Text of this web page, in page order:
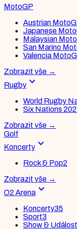
MotoGP
Austrian
Japanese
Malaysian
San Marino
Valencia
Zobrazit vše →
Rugby expand_more
World Rugby
Six Nations
Zobrazit vše →
Golf
Koncerty expand_more
Rock & Pop2
Zobrazit vše →
O2 Arena expand_more
Koncerty35
Sport3
Show &